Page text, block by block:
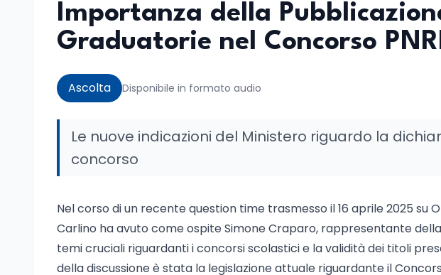
Importanza della
Graduatorie nel Concorso
Ascolta Disponibile in formato audio
Le nuove indicazioni del Ministero riguardo la
concorso
Nel corso di un recente question time trasmesso il 16 aprile 2025 su
Carlino ha avuto come ospite Simone Craparo, rappresentante
temi cruciali riguardanti i concorsi scolastici e la validità dei titoli
della discussione è stata la legislazione attuale riguardante il